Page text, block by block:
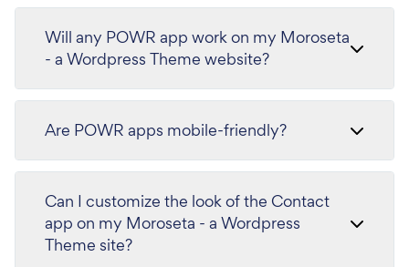
Will any POWR app work on my Moroseta
- a Wordpress Theme website?
Are POWR apps mobile-friendly?
Can I customize the look of the Contact
app on my Moroseta - a Wordpress
Theme site?